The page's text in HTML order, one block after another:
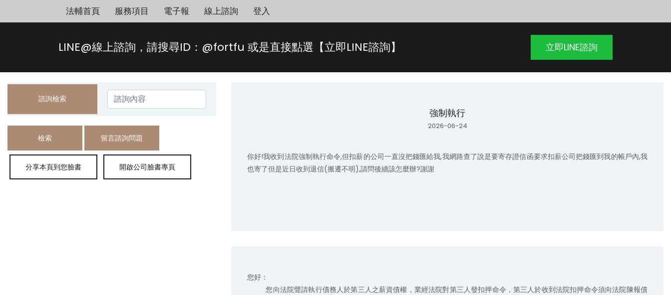
法輔首頁 服務項目 電子報 線上諮詢 登入
LINE@線上諮詢，請搜尋ID：@fortfu 或是直接點選【立即LINE諮詢】 立即LINE諮詢
諮詢檢索
檢索 留言諮詢問題
強制執行
2026-06-24
你好!我收到法院強制執行命令,但扣薪的公司一直沒把錢匯給我,我網路查了說是要寄存證信函要求扣薪公司把錢匯到我的帳戶內,我
也寄了但是近日收到退信(搬遷不明),請問後續該怎麼辦?謝謝
您好：
         您向法院聲請執行債務人於第三人之薪資債權，業經法院對第三人發扣押命令，第三人於收到法院扣押命令須向法院陳報債